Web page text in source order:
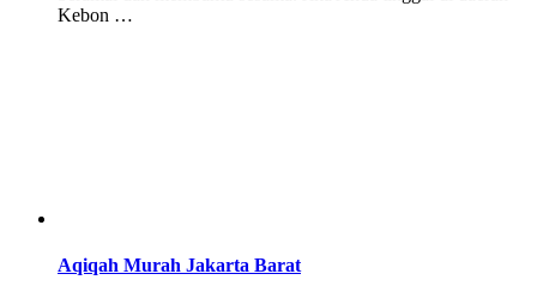
Kebon …
Aqiqah Murah Jakarta Barat